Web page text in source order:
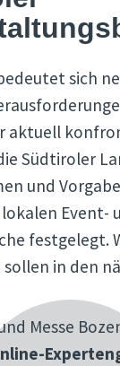
sich
aktuell
Südtiroler
und
Event-
festgelegt.
in den
Messe